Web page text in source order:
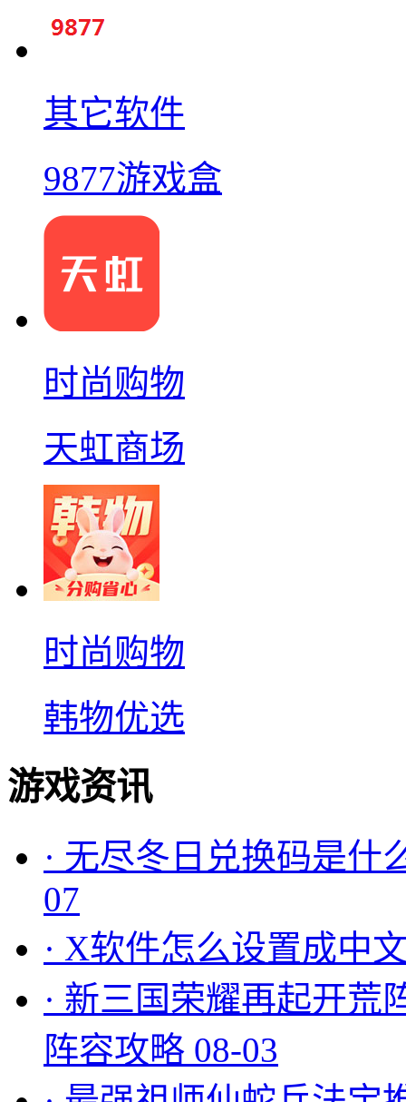
其它软件
9877游戏盒
时尚购物
天虹商场
时尚购物
韩物优选
游戏资讯
· 无尽冬日兑换码是什
07
· X软件怎么设置成中
· 新三国荣耀再起开荒
阵容攻略 08-03